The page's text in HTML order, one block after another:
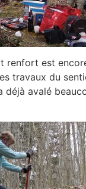
renfort est
travaux du
déjà avalé